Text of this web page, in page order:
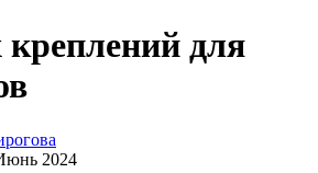
для
2024